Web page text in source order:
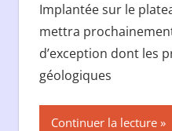
Implantée sur le
mettra
d’exception dont les
géologiques
Continuer la lecture